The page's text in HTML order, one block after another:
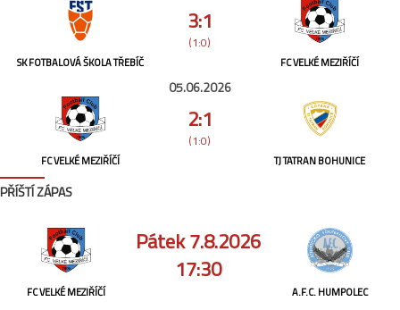
SK FOTBALOVÁ ŠKOLA TŘEBÍČ
3:1
(1:0)
FC VELKÉ MEZIŘÍČÍ
FC VELKÉ MEZIŘÍČÍ
05.06.2026
2:1
(1:0)
TJ TATRAN BOHUNICE
PŘÍŠTÍ ZÁPAS
FC VELKÉ MEZIŘÍČÍ
Pátek 7.8.2026
17:30
A.F.C. HUMPOLEC